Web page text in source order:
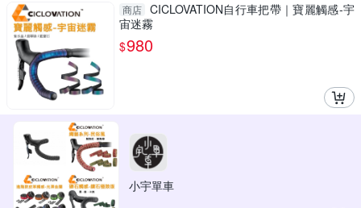
商店 CICLOVATION自行車把帶｜寶麗觸感-宇
宙迷霧
$980
小宇單車